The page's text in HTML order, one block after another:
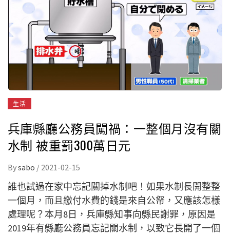
生活
兵庫縣廳公務員闖禍：一整個月沒有關
水制 被重罰300萬日元
Bysabo / 2021-02-15
誰也試過在家中忘記關掉水制吧！如果水制長開整整
一個月，而且繳付水費的錢是來自公帑，又應該怎樣
處理呢？本月8日，兵庫縣知事向縣民謝罪，原因是
2019年有縣廳公務員忘記關水制，以致它長開了一個